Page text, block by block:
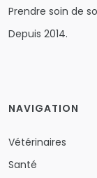
Prendre soin de
Depuis 2014.
NAVIGATION
Vétérinaires
Santé